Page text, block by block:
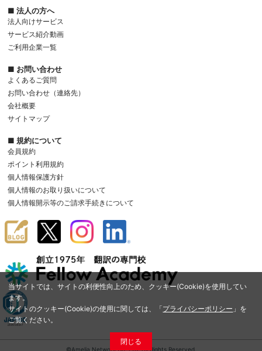
当サイトでは、サイトの利便性向上のため、クッキー(Cookie)を使用してい
ます。
サイトのクッキー(Cookie)の使用に関しては、「プライバシーポリシー 」を
ご覧ください。
閉じる
■ 法人の方へ
法人向けサービス
サービス紹介動画
ご利用企業一覧
■ お問い合わせ
よくあるご質問
お問い合わせ（連絡先）
会社概要
サイトマップ
■ 規約について
会員規約
ポイント利用規約
個人情報保護方針
個人情報のお取り扱いについて
個人情報開示等のご請求手続きについて
©Amelia Network Co.,Ltd. All Rights Reserved.